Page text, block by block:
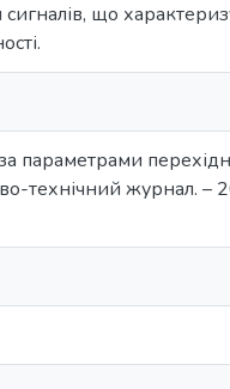
що
параметрами
технічний журнал.